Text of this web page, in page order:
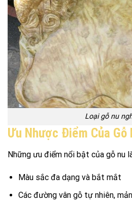
Loại gỗ nu
Ưu Nhược Điểm Của Gỗ
Những ưu điểm nổi bật của gỗ nu
Màu sắc đa dạng và bắt mắt
Các đường vân gỗ tự nhiên,